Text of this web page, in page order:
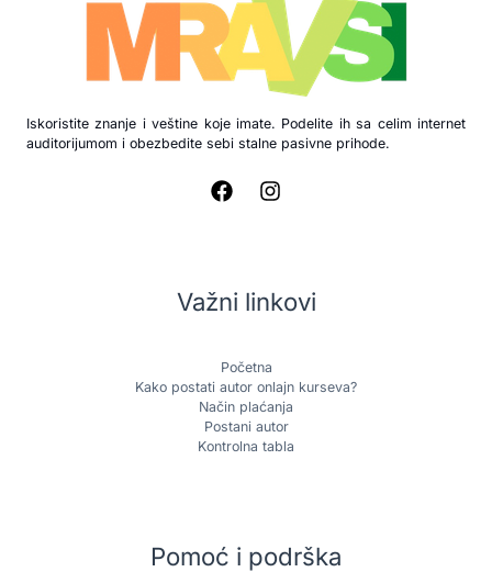
Iskoristite znanje i veštine koje imate. Podelite ih sa celim internet
auditorijumom i obezbedite sebi stalne pasivne prihode.
Važni linkovi
Početna
Kako postati autor onlajn kurseva?
Način plaćanja
Postani autor
Kontrolna tabla
Pomoć i podrška